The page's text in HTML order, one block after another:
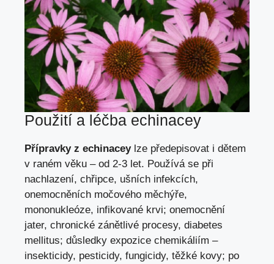
Použití a léčba echinacey
Přípravky z echinacey lze předepisovat i dětem
v raném věku – od 2-3 let. Používá se při
nachlazení, chřipce, ušních infekcích,
onemocněních močového měchýře,
mononukleóze, infikované krvi; onemocnění
jater, chronické zánětlivé procesy, diabetes
mellitus; důsledky expozice chemikáliím –
insekticidy, pesticidy, fungicidy, těžké kovy; po